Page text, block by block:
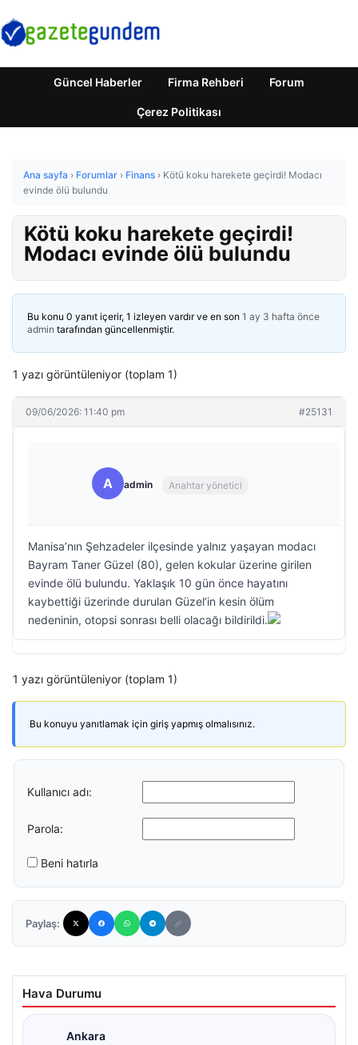
Güncel Haberler Firma Rehberi Forum
Çerez Politikası
Ana sayfa › Forumlar › Finans › Kötü koku harekete geçirdi! Modacı
evinde ölü bulundu
Kötü koku harekete geçirdi!
Modacı evinde ölü bulundu
Bu konu 0 yanıt içerir, 1 izleyen vardır ve en son 1 ay 3 hafta önce
admin tarafından güncellenmiştir.
1 yazı görüntüleniyor (toplam 1)
09/06/2026: 11:40 pm #25131
A admin Anahtar yönetici
Manisa’nın Şehzadeler ilçesinde yalnız yaşayan modacı
Bayram Taner Güzel (80), gelen kokular üzerine girilen
evinde ölü bulundu. Yaklaşık 10 gün önce hayatını
kaybettiği üzerinde durulan Güzel’in kesin ölüm
nedeninin, otopsi sonrası belli olacağı bildirildi.
1 yazı görüntüleniyor (toplam 1)
Bu konuyu yanıtlamak için giriş yapmış olmalısınız.
Kullanıcı adı:
Parola:
Beni hatırla
Paylaş:
Hava Durumu
Ankara